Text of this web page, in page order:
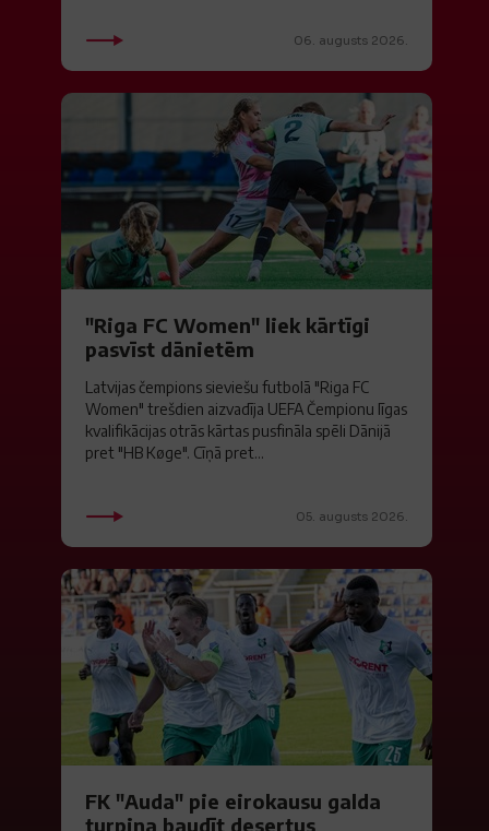
06. augusts 2026.
"Riga FC Women" liek kārtīgi
pasvīst dānietēm
Latvijas čempions sieviešu futbolā "Riga FC
Women" trešdien aizvadīja UEFA Čempionu līgas
kvalifikācijas otrās kārtas pusfināla spēli Dānijā
pret "HB Køge". Cīņā pret...
05. augusts 2026.
FK "Auda" pie eirokausu galda
turpina baudīt desertus